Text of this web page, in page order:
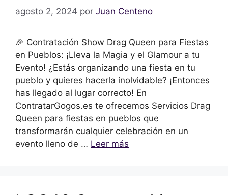
agosto 2, 2024 por Juan Centeno
🎉 Contratación Show Drag Queen para Fiestas
en Pueblos: ¡Lleva la Magia y el Glamour a tu
Evento! ¿Estás organizando una fiesta en tu
pueblo y quieres hacerla inolvidable? ¡Entonces
has llegado al lugar correcto! En
ContratarGogos.es te ofrecemos Servicios Drag
Queen para fiestas en pueblos que
transformarán cualquier celebración en un
evento lleno de … Leer más